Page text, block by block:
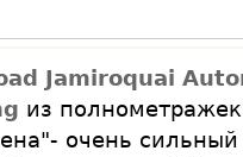
Jamiroquai
из
очень